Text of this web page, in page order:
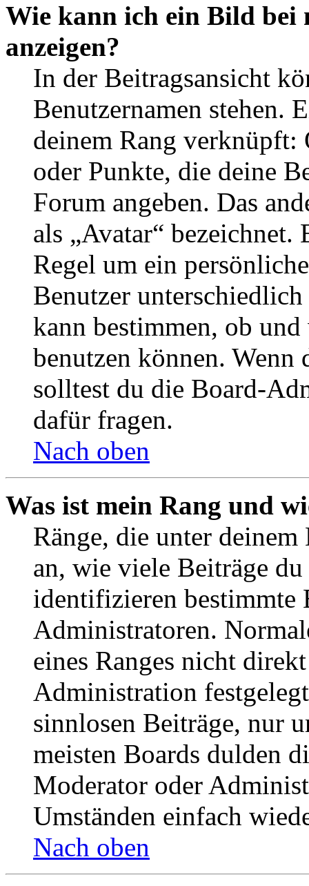
Wie kann ich ein Bild bei
anzeigen?
In der Beitragsansicht
Benutzernamen stehen.
deinem Rang verknüpft:
oder Punkte, die deine
Forum angeben. Das
als „Avatar“
Regel um ein
Benutzer
kann bestimmen, ob
benutzen können. Wenn
solltest du die Board-
dafür fragen.
Nach oben
Was ist mein Rang und
Ränge, die unter deinem
an, wie viele Beiträge
identifizieren bestimmte
Administratoren.
eines Ranges nicht
Administration
sinnlosen Beiträge, nur
meisten Boards dulden
Moderator oder
Umständen einfach
Nach oben